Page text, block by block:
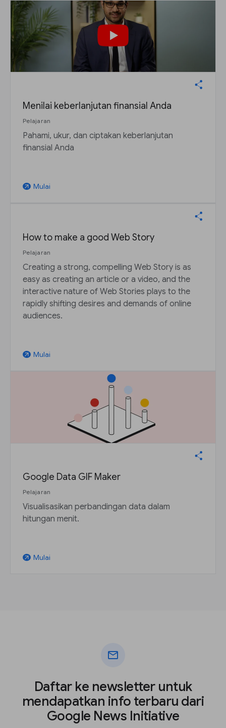
Menilai keberlanjutan finansial Anda
Pelajaran
Pahami, ukur, dan ciptakan keberlanjutan
finansial Anda
arrow_outward Mulai
How to make a good Web Story
Pelajaran
Creating a strong, compelling Web Story is as
easy as creating an article or a video, and the
interactive nature of Web Stories plays to the
rapidly shifting desires and demands of online
audiences.
arrow_outward Mulai
Google Data GIF Maker
Pelajaran
Visualisasikan perbandingan data dalam
hitungan menit.
arrow_outward Mulai
mail
Daftar ke newsletter untuk
mendapatkan info terbaru dari
Google News Initiative